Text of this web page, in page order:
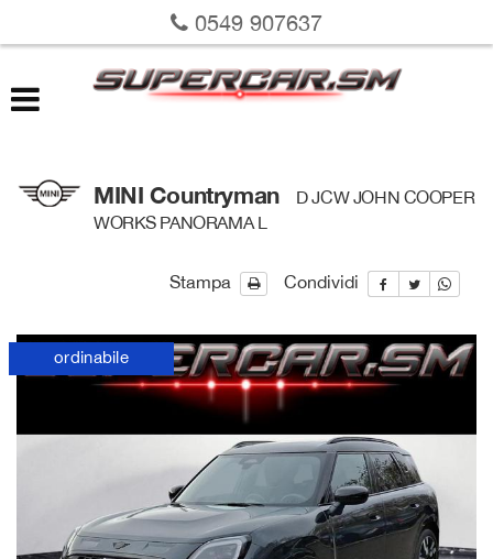
VALUTAZIONE USATO
SU DI NOI
MINI Countryman
D JCW JOHN COOPER
WORKS PANORAMA L
Stampa Condividi
ordinabile
0549 907637